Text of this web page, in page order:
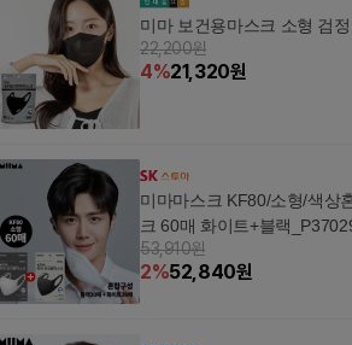
미마 보건용마스크 소형 검
22,200원
4%21,320원
미마마스크 KF80/소형/색상
크 60매 화이트+블랙
53,910원
2%52,840원